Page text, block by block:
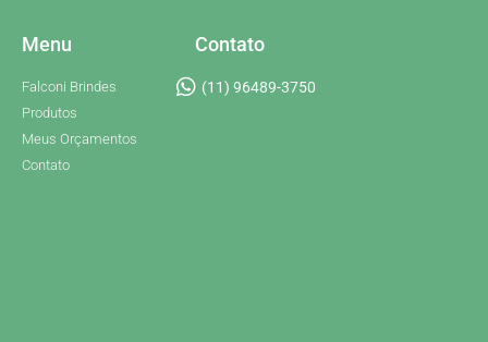
Menu
Falconi Brindes
Produtos
Meus Orçamentos
Contato
Contato
(11) 96489-3750